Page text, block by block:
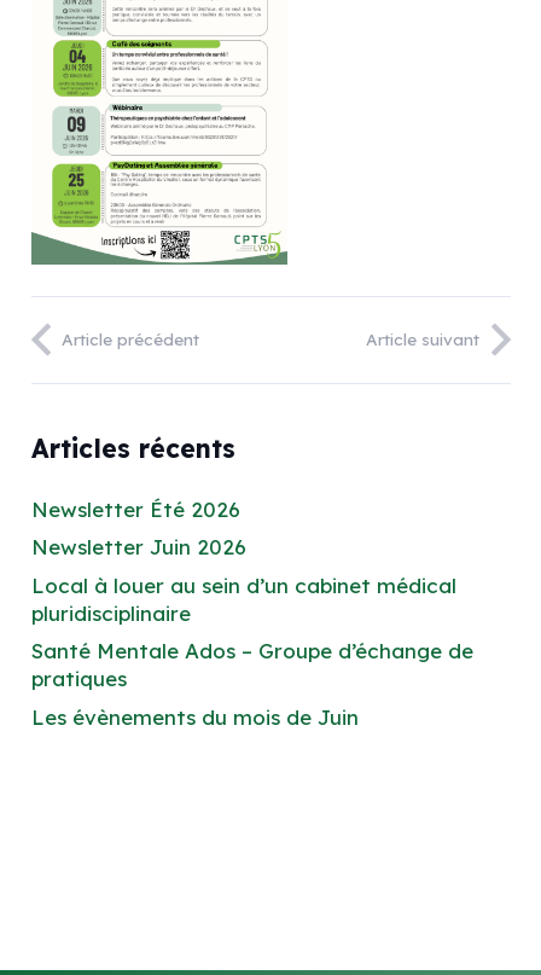
Article précédent Article suivant
Articles récents
Newsletter Été 2026
Newsletter Juin 2026
Local à louer au sein d’un cabinet médical
pluridisciplinaire
Santé Mentale Ados – Groupe d’échange de
pratiques
Les évènements du mois de Juin